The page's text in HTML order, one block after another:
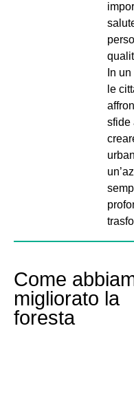
In
le
sfide
Come
migliorato la
foresta